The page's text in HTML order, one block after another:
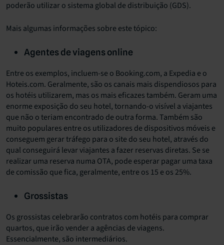
poderão utilizar o sistema global de distribuição (GDS).
Mais algumas informações sobre este tópico:
Agentes de viagens online
Entre os exemplos, incluem-se o Booking.com, a Expedia e o
Hoteis.com. Geralmente, são os canais mais dispendiosos para
os hotéis utilizarem, mas os mais eficazes também. Geram uma
enorme exposição do seu hotel, tornando-o visível a viajantes
que não o teriam encontrado de outra forma. Também são
muito populares entre os utilizadores de dispositivos móveis e
conseguem gerar tráfego para o site do seu hotel, através do
qual conseguirá levar viajantes a fazer reservas diretas. Se se
realizar uma reserva numa OTA, pode esperar pagar uma taxa
de comissão que fica, geralmente, entre os 15 e os 25%.
Grossistas
Os grossistas celebrarão contratos com hotéis para comprar
quartos, que irão vender a agências de viagens.
Essencialmente, são intermediários.